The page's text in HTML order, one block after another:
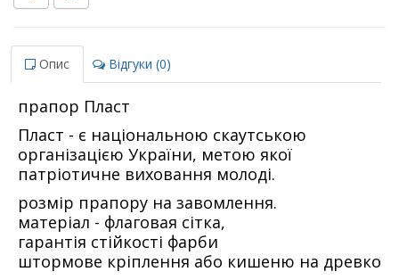
Опис Відгуки (0)
прапор Пласт
Пласт - є національною скаутською
організацією України, метою якої
патріотичне виховання молоді.
розмір прапору на завомлення.
матеріал - флаговая сітка,
гарантія стійкості фарби
штормове кріплення або кишеню на древко